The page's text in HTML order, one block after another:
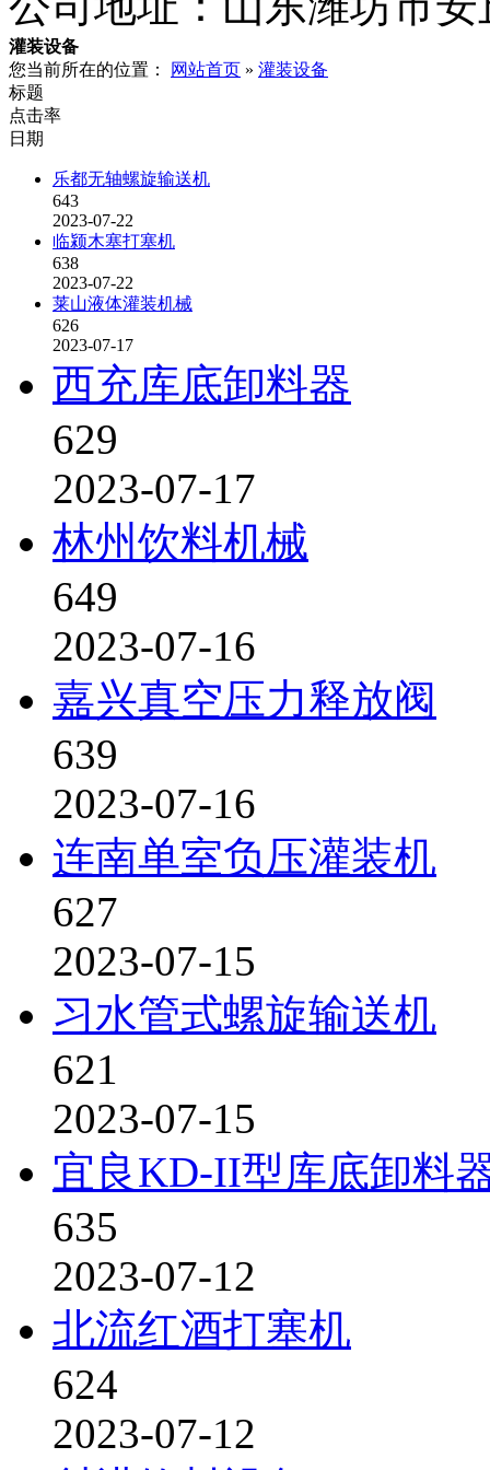
灌装设备
您当前所在的位置：
网站首页 » 灌装设备
标题
点击率
日期
乐都无轴螺旋输送机
643
2023-07-22
临颍木塞打塞机
638
2023-07-22
莱山液体灌装机械
626
2023-07-17
西充库底卸料器
629
2023-07-17
林州饮料机械
649
2023-07-16
嘉兴真空压力释放阀
639
2023-07-16
连南单室负压灌装机
627
2023-07-15
习水管式螺旋输送机
621
2023-07-15
宜良KD-II型库底卸料
635
2023-07-12
北流红酒打塞机
624
2023-07-12